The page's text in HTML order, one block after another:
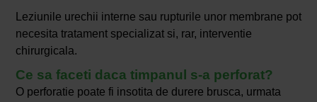
Leziunile urechii interne sau rupturile unor membrane pot
necesita tratament specializat si, rar, interventie
chirurgicala.
Ce sa faceti daca timpanul s-a perforat?
O perforatie poate fi insotita de durere brusca, urmata